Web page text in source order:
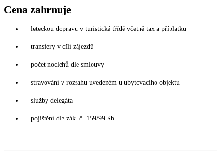
Cena zahrnuje
leteckou dopravu v turistické třídě včetně tax a příplatků
transfery v cíli zájezdů
počet noclehů dle smlouvy
stravování v rozsahu uvedeném u ubytovacího objektu
služby delegáta
pojištění dle zák. č. 159/99 Sb.